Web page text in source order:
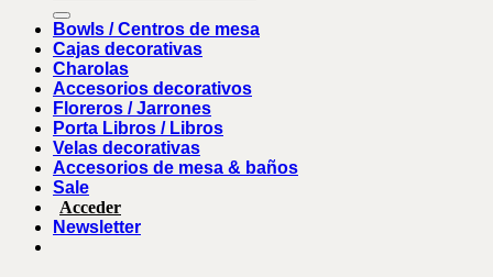
por:
Bowls / Centros de mesa
Cajas decorativas
Charolas
Accesorios decorativos
Floreros / Jarrones
Porta Libros / Libros
Velas decorativas
Accesorios de mesa & baños
Sale
Acceder
Newsletter